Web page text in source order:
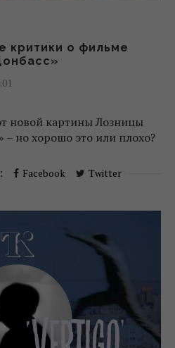
критики о фильме
новой картины Лозницы
– но хорошо это или плохо?
Facebook Twitter